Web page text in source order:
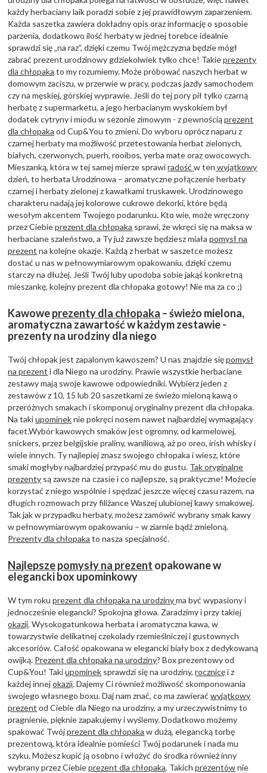
każdy herbaciany laik poradzi sobie z jej prawidłowym zaparzeniem.
Każda saszetka zawiera dokładny opis oraz informację o sposobie
parzenia, dodatkowo ilość herbaty w jednej torebce idealnie
sprawdzi się „na raz”, dzięki czemu Twój mężczyzna będzie mógł
zabrać prezent urodzinowy gdziekolwiek tylko chce! Takieprezenty
dla chłopaka to my rozumiemy. Może próbować naszych herbat w
domowym zaciszu, w przerwie w pracy, podczas jazdy samochodem
czy na męskiej, górskiej wyprawie. Jeśli do tej pory pił tylko czarną
herbatę z supermarketu, a jego herbacianym wyskokiem był
dodatek cytryny i miodu w sezonie zimowym - z pewnościąprezent
dla chłopaka od Cup&You to zmieni. Do wyboru oprócz naparu z
czarnej herbaty ma możliwość przetestowania herbat zielonych,
białych, czerwonych, puerh, rooibos, yerba mate oraz owocowych.
Mieszanką, która w tej samej mierze sprawiradośćw ten wyjątkowy
dzień, to herbata Urodzinowa – aromatyczne połączenie herbaty
czarnej i herbaty zielonej z kawałkami truskawek. Urodzinowego
charakteru nadają jej kolorowe cukrowe dekorki, które będą
wesołym akcentem Twojego podarunku. Kto wie, może wręczony
przez Ciebieprezent dla chłopaka sprawi, że wkręci się na maksa w
herbaciane szaleństwo, a Ty już zawsze będziesz miałapomysł na
prezent na kolejne okazje. Każdą z herbat w saszetce możesz
dostać u nas w pełnowymiarowym opakowaniu, dzięki czemu
starczy na dłużej. Jeśli Twój luby upodoba sobie jakąś konkretną
mieszankę, kolejny prezent dla chłopaka gotowy! Nie ma za co ;)
Kawoweprezenty dla chłopaka – świeżo mielona,
aromatyczna zawartość w każdym zestawie -
prezenty na urodziny dla niego
Twój chłopak jest zapalonym kawoszem? U nas znajdzie siępomysł
na prezent i dla Niego na urodziny. Prawie wszystkie herbaciane
zestawy mają swoje kawowe odpowiedniki. Wybierz jeden z
zestawów z 10, 15 lub 20 saszetkami ze świeżo mieloną kawą o
przeróżnych smakach i skomponuj oryginalny prezent dla chłopaka.
Na takiupomineknie pokręci nosem nawet najbardziej wymagający
facet.Wybór kawowych smaków jest ogromny, od karmelowej,
snickers, przez belgijskie praliny, waniliową, aż po oreo, irish whisky i
wiele innych. Ty najlepiej znasz swojego chłopaka i wiesz, które
smaki mogłyby najbardziej przypaść mu do gustu. Tak oryginalne
prezenty są zawsze na czasie i co najlepsze, są praktyczne! Możecie
korzystać z niego wspólnie i spędzać jeszcze więcej czasu razem, na
długich rozmowach przy filiżance Waszej ulubionej kawy smakowej.
Tak jak w przypadku herbaty, możesz zamówić wybrany smak kawy
w pełnowymiarowym opakowaniu – w ziarnie bądź zmieloną.
Prezenty dla chłopaka to nasza specjalność.
Najlepszepomysły na prezent opakowane w
elegancki box upominkowy
W tym rokuprezent dla chłopaka na urodzinyma być wypasiony i
jednocześnie elegancki? Spokojna głowa. Zaradzimy i przy takiej
okazji. Wysokogatunkowa herbata i aromatyczna kawa, w
towarzystwie delikatnej czekolady rzemieślniczej i gustownych
akcesoriów. Całość opakowana w elegancki biały box z dedykowaną
owijką. Prezent dla chłopaka na urodziny? Box prezentowy od
Cup&You! Takiupominek sprawdzi się na urodziny,rocznicęi z
każdej innejokazji. Dajemy Ci również możliwość skomponowania
swojego własnego boxu. Daj nam znać, co ma zawieraćwyjątkowy
prezent od Ciebie dla Niego na urodziny, a my urzeczywistnimy to
pragnienie, pięknie zapakujemy i wyślemy. Dodatkowo możemy
spakować Twójprezent dla chłopaka w dużą, elegancką torbę
prezentową, która idealnie pomieści Twój podarunek i nada mu
szyku. Możesz kupić ją osobno i włożyć do środka również inny
wybrany przez Ciebieprezent dla chłopaka. Takichprezentównie